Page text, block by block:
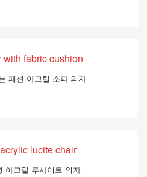
패션 아크릴 소파 의자
아크릴 루사이트 의자